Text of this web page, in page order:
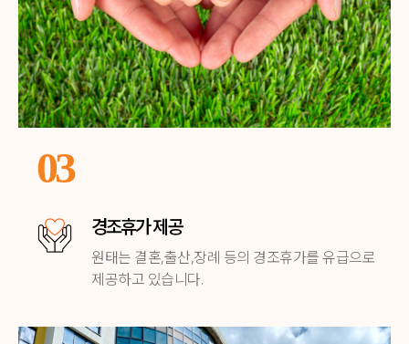
03
경조휴가 제공
원태는 결혼,출산,장례 등의 경조휴가를 유급으로
제공하고 있습니다.